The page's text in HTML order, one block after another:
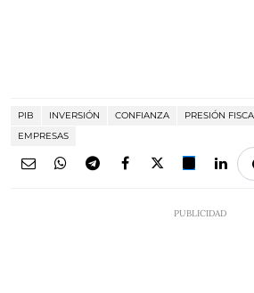
PIB INVERSIÓN CONFIANZA PRESIÓN
EMPRESAS